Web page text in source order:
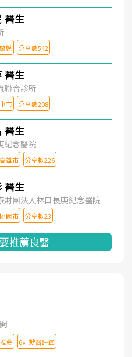
醫生
縣 分享數542
醫生
聯合診所
市 分享數208
醫生
紀念醫院
雄市 分享數226
醫生
財團法人林口長庚紀念醫院
園市 分享數23
推薦良醫
薦 6則就醫評鑑